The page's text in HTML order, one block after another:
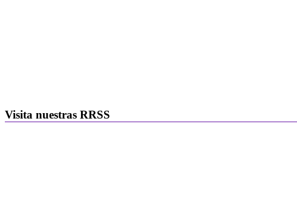
Visita nuestras RRSS